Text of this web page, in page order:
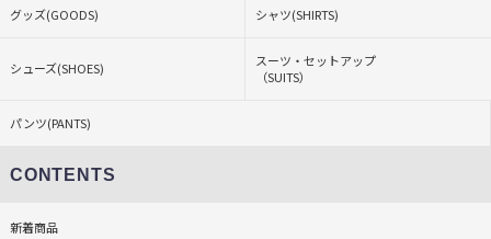
グッズ(GOODS) シャツ(SHIRTS)
シューズ(SHOES)
スーツ・セットアップ
（SUITS）
パンツ(PANTS)
CONTENTS
新着商品